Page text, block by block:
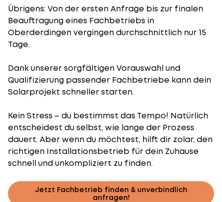
Übrigens: Von der ersten Anfrage bis zur finalen
Beauftragung eines Fachbetriebs in
Oberderdingen vergingen durchschnittlich nur 15
Tage.
Dank unserer sorgfältigen Vorauswahl und
Qualifizierung passender Fachbetriebe kann dein
Solarprojekt schneller starten.
Kein Stress – du bestimmst das Tempo! Natürlich
entscheidest du selbst, wie lange der Prozess
dauert. Aber wenn du möchtest, hilft dir zolar, den
richtigen Installationsbetrieb für dein Zuhause
schnell und unkompliziert zu finden.
Jetzt Fachbetrieb finden & unverbindlich
anfragen!